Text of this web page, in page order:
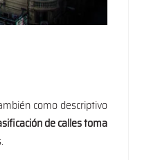
como descriptivo
de calles toma